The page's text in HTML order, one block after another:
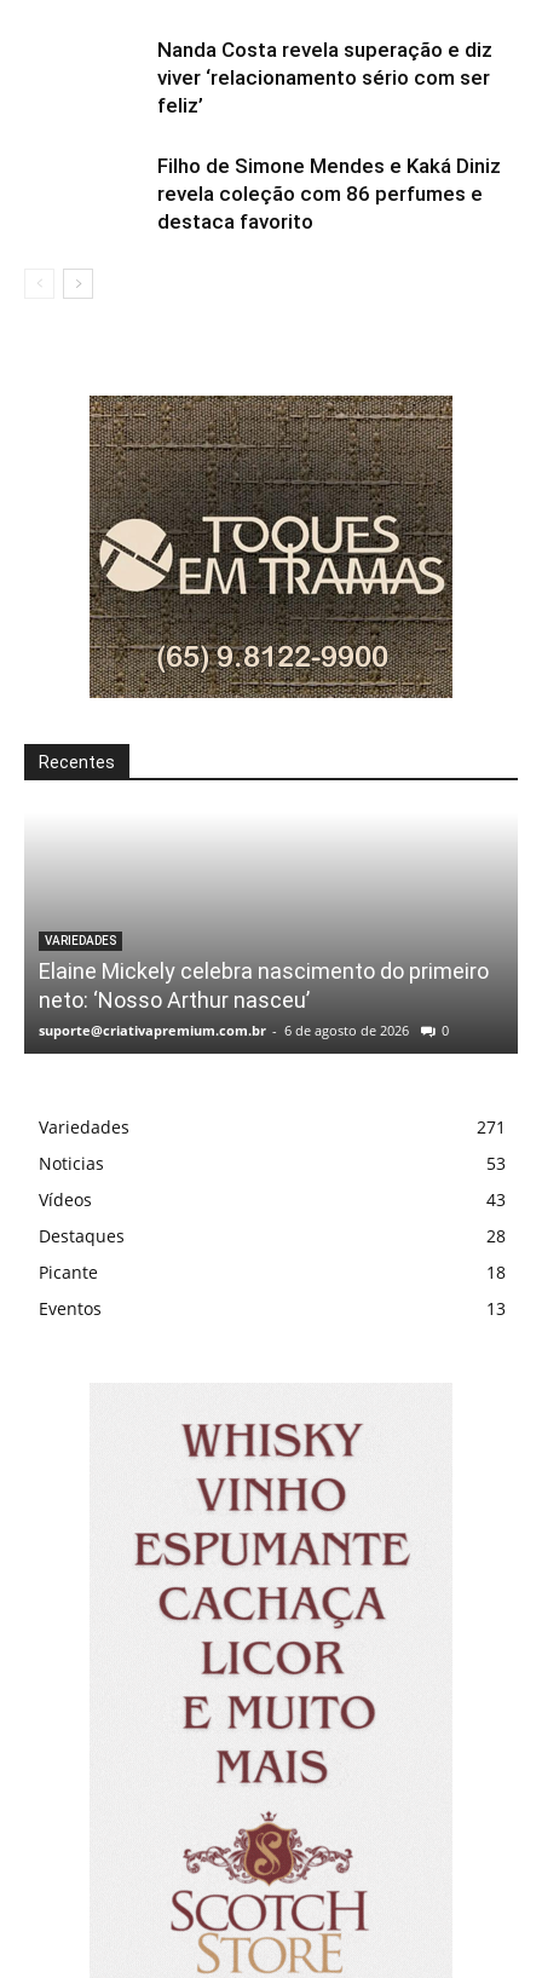
Nanda Costa revela superação e diz
viver ‘relacionamento sério com ser
feliz’
Filho de Simone Mendes e Kaká Diniz
revela coleção com 86 perfumes e
destaca favorito
Recentes
VARIEDADES
Elaine Mickely celebra nascimento do primeiro
neto: ‘Nosso Arthur nasceu’
suporte@criativapremium.com.br - 6 de agosto de 2026 0
Variedades
271
Noticias
53
Vídeos
43
Destaques
28
Picante
18
Eventos
13